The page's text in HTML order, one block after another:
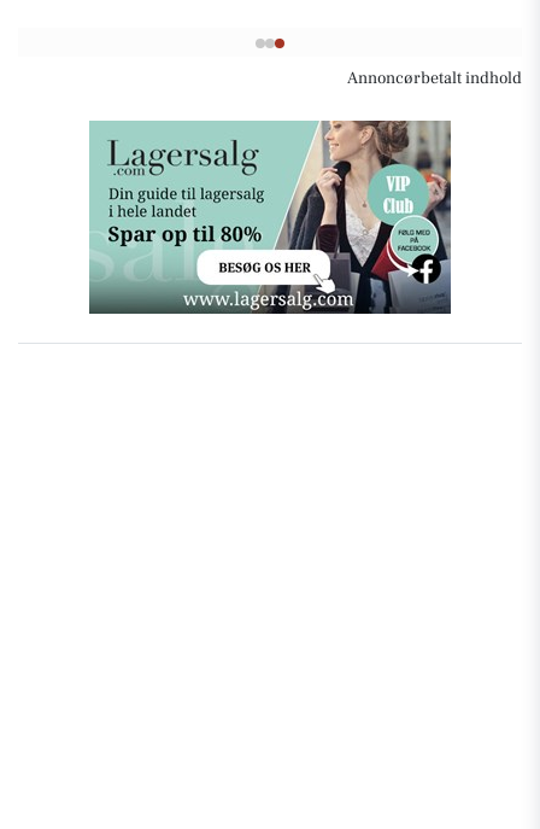
Annoncørbetalt indhold